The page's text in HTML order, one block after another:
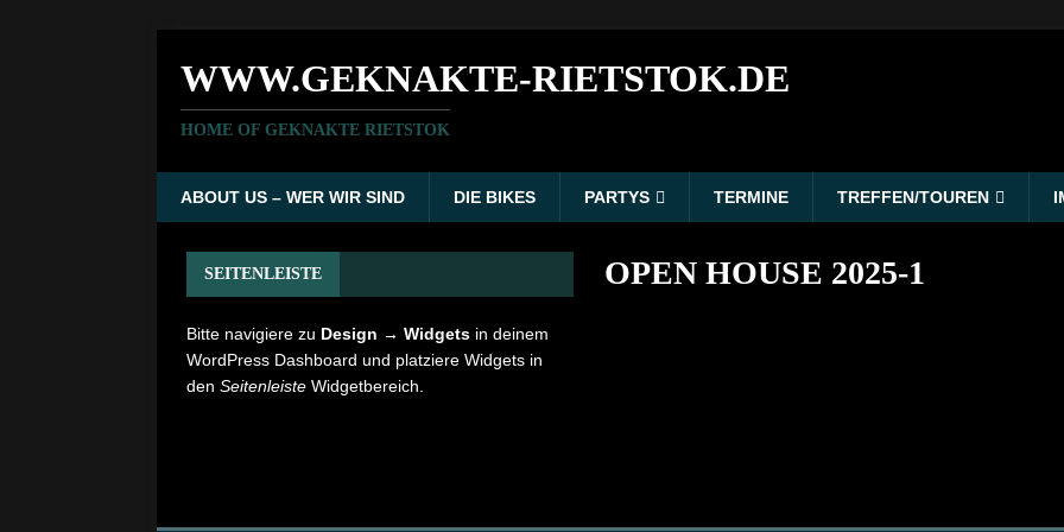
WWW.GEKNAKTE-RIETSTOK.DE
HOME OF GEKNAKTE RIETSTOK
ABOUT US – WER WIR SIND DIE BIKES PARTYS TERMINE TREFFEN/TOUREN
OPEN HOUSE 2025-1
SEITENLEISTE
Bitte navigiere zu Design → Widgets in deinem
WordPress Dashboard und platziere Widgets in
den Seitenleiste Widgetbereich.